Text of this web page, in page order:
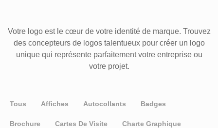
Votre logo est le cœur de votre identité de marque. Trouvez
des concepteurs de logos talentueux pour créer un logo
unique qui représente parfaitement votre entreprise ou
votre projet.
Tous Affiches Autocollants Badges
Brochure Cartes De Visite Charte Graphique